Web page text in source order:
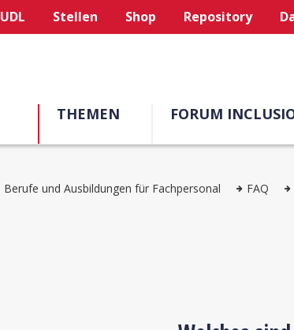
UDL Stellen Shop Repository
THEMEN FORUM
Berufe und Ausbildungen für Fachpersonal FAQ